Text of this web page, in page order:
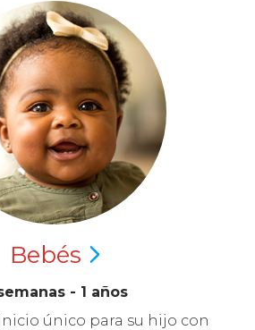
Bebés
- 1 años
único para su hijo con